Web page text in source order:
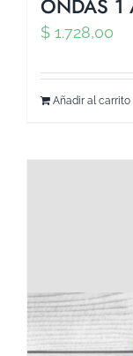
ONDAS 1
$ 1.728,00
Añadir al carrito